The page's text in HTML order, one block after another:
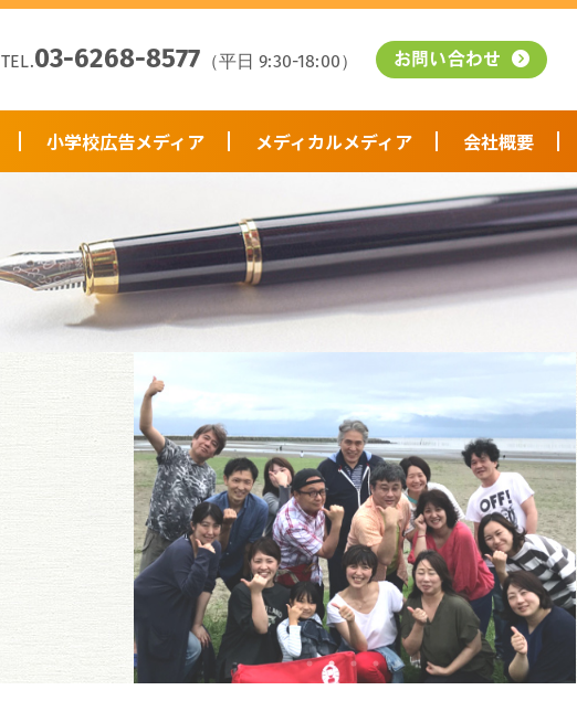
TEL.03-6268-8577 （平日 9:30-18:00） お問い合わせ
小学校広告メディア メディカルメディア 会社概要